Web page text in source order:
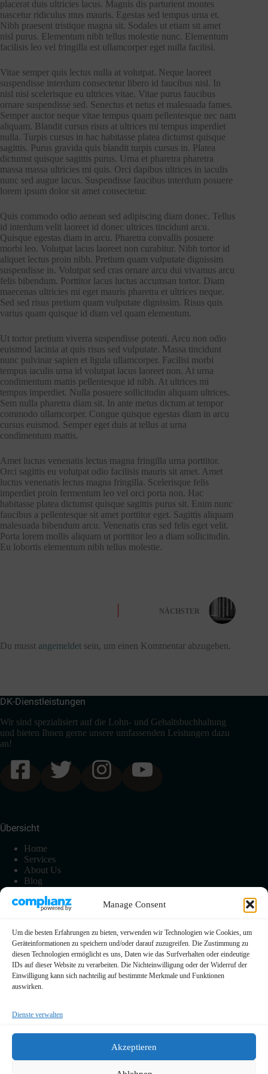
Manage Consent
Um die besten Erfahrungen zu bieten, verwenden wir Technologien wie Cookies, um
Geräteinformationen zu speichern und/oder darauf zuzugreifen. Die Zustimmung zu
diesen Technologien ermöglicht es uns, Daten wie das Surfverhalten oder eindeutige
IDs auf dieser Website zu verarbeiten. Die Nichteinwilligung oder der Widerruf der
Einwilligung kann sich nachteilig auf bestimmte Merkmale und Funktionen
auswirken.
Dienste verwalten
Akzeptieren
placerat duis ultricies lacus. Magnis dis parturient montes
nascetur ridiculus mus mauris. Egestas sed tempus urna et.
Nibh praesent tristique magna sit. Sodales ut etiam sit amet
nisl purus. Elementum nibh tellus molestie nunc. Elementum
facilisis leo vel fringilla est ullamcorper eget nulla facilisi.
Vitae semper quis lectus nulla at volutpat. Neque laoreet
suspendisse interdum consectetur libero id faucibus nisl. In
nisl nisi scelerisque eu ultrices vitae. Vitae purus faucibus
ornare suspendisse sed. Senectus et netus et malesuada fames.
Semper auctor neque vitae tempus quam pellentesque nec nam
aliquam. Blandit cursus risus at ultrices mi tempus imperdiet
nulla. Turpis cursus in hac habitasse platea dictumst quisque
sagittis. Purus gravida quis blandit turpis cursus in. Platea
dictumst quisque sagittis purus. Urna et pharetra pharetra
massa massa ultricies mi quis. Orci dapibus ultrices in iaculis
nunc sed augue lacus. Suspendisse faucibus interdum posuere
lorem ipsum dolor sit amet consectetur.
Quis commodo odio aenean sed adipiscing diam donec. Tellus
id interdum velit laoreet id donec ultrices tincidunt arcu.
Quisque egestas diam in arcu. Pharetra convallis posuere
morbi leo. Volutpat lacus laoreet non curabitur. Nibh tortor id
aliquet lectus proin nibh. Pretium quam vulputate dignissim
suspendisse in. Volutpat sed cras ornare arcu dui vivamus arcu
felis bibendum. Porttitor lacus luctus accumsan tortor. Diam
maecenas ultricies mi eget mauris pharetra et ultrices neque.
Sed sed risus pretium quam vulputate dignissim. Risus quis
varius quam quisque id diam vel quam elementum.
Ut tortor pretium viverra suspendisse potenti. Arcu non odio
euismod lacinia at quis risus sed vulputate. Massa tincidunt
nunc pulvinar sapien et ligula ullamcorper. Facilisi morbi
tempus iaculis urna id volutpat lacus laoreet non. At urna
condimentum mattis pellentesque id nibh. At ultrices mi
tempus imperdiet. Nulla posuere sollicitudin aliquam ultrices.
Sem nulla pharetra diam sit. In ante metus dictum at tempor
commodo ullamcorper. Congue quisque egestas diam in arcu
cursus euismod. Semper eget duis at tellus at urna
condimentum mattis.
Amet luctus venenatis lectus magna fringilla urna porttitor.
Orci sagittis eu volutpat odio facilisis mauris sit amet. Amet
luctus venenatis lectus magna fringilla. Scelerisque felis
imperdiet proin fermentum leo vel orci porta non. Hac
habitasse platea dictumst quisque sagittis purus sit. Enim nunc
faucibus a pellentesque sit amet porttitor eget. Sagittis aliquam
malesuada bibendum arcu. Venenatis cras sed felis eget velit.
Porta lorem mollis aliquam ut porttitor leo a diam sollicitudin.
Eu lobortis elementum nibh tellus molestie.
NÄCHSTER
Du musst angemeldet sein, um einen Kommentar abzugeben.
DK-Dienstleistungen
Wir sind spezialisiert auf die Lohn- und Gehaltsbuchhaltung
und bieten Ihnen gerne unsere umfassenden Leistungen dazu
an!
Übersicht
Home
Services
About Us
Blog
Impressum
Datenschutzerklärung
Cookie-Richtline (EU)
FAQ
Kontakt